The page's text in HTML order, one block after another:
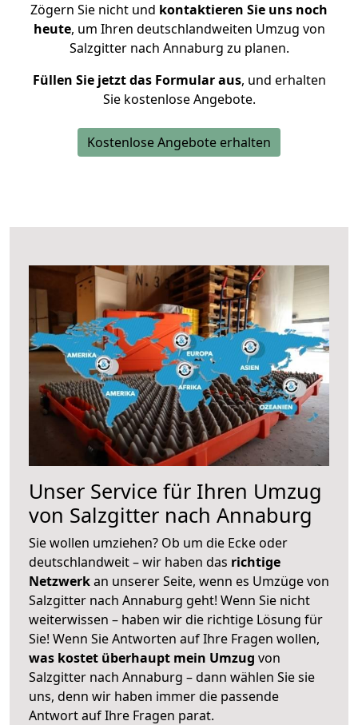
Zögern Sie nicht und kontaktieren Sie uns noch
heute, um Ihren deutschlandweiten Umzug von
Salzgitter nach Annaburg zu planen.
Füllen Sie jetzt das Formular aus, und erhalten
Sie kostenlose Angebote.
Kostenlose Angebote erhalten
Unser Service für Ihren Umzug
von Salzgitter nach Annaburg
Sie wollen umziehen? Ob um die Ecke oder
deutschlandweit – wir haben das richtige
Netzwerkan unserer Seite, wenn es Umzüge von
Salzgitter nach Annaburg geht! Wenn Sie nicht
weiterwissen – haben wir die richtige Lösung für
Sie! Wenn Sie Antworten auf Ihre Fragen wollen,
was kostet überhaupt mein Umzug von
Salzgitter nach Annaburg – dann wählen Sie sie
uns, denn wir haben immer die passende
Antwort auf Ihre Fragen parat.